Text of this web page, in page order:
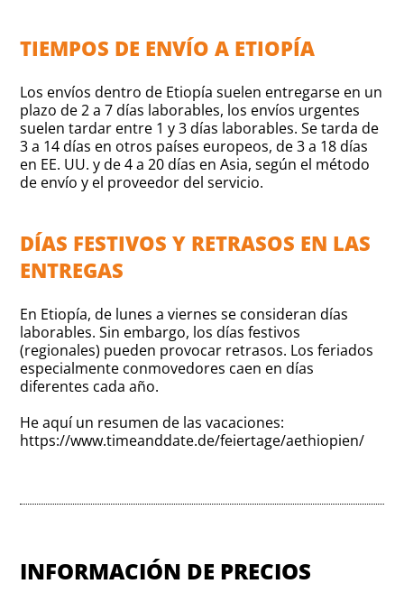
TIEMPOS DE ENVÍO A ETIOPÍA
Los envíos dentro de Etiopía suelen entregarse en un
plazo de 2 a 7 días laborables, los envíos urgentes
suelen tardar entre 1 y 3 días laborables. Se tarda de
3 a 14 días en otros países europeos, de 3 a 18 días
en EE. UU. y de 4 a 20 días en Asia, según el método
de envío y el proveedor del servicio.
DÍAS FESTIVOS Y RETRASOS EN LAS
ENTREGAS
En Etiopía, de lunes a viernes se consideran días
laborables. Sin embargo, los días festivos
(regionales) pueden provocar retrasos. Los feriados
especialmente conmovedores caen en días
diferentes cada año.
He aquí un resumen de las vacaciones:
https://www.timeanddate.de/feiertage/aethiopien/
INFORMACIÓN DE PRECIOS